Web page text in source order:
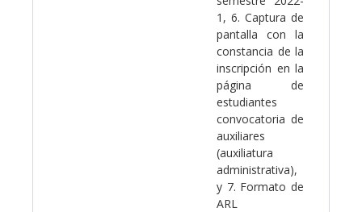
1, 6. Captura de
pantalla con la
constancia de la
inscripción en la
página de
estudiantes
convocatoria de
auxiliares
(auxiliatura
administrativa),
y 7. Formato de
ARL